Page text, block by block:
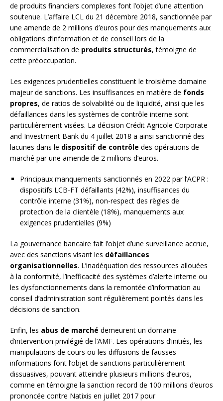
de produits financiers complexes font l’objet d’une attention
soutenue. L’affaire LCL du 21 décembre 2018, sanctionnée par
une amende de 2 millions d’euros pour des manquements aux
obligations d’information et de conseil lors de la
commercialisation de produits structurés, témoigne de
cette préoccupation.
Les exigences prudentielles constituent le troisième domaine
majeur de sanctions. Les insuffisances en matière de fonds
propres, de ratios de solvabilité ou de liquidité, ainsi que les
défaillances dans les systèmes de contrôle interne sont
particulièrement visées. La décision Crédit Agricole Corporate
and Investment Bank du 4 juillet 2018 a ainsi sanctionné des
lacunes dans le dispositif de contrôle des opérations de
marché par une amende de 2 millions d’euros.
Principaux manquements sanctionnés en 2022 par l’ACPR :
dispositifs LCB-FT défaillants (42%), insuffisances du
contrôle interne (31%), non-respect des règles de
protection de la clientèle (18%), manquements aux
exigences prudentielles (9%)
La gouvernance bancaire fait l’objet d’une surveillance accrue,
avec des sanctions visant les défaillances
organisationnelles. L’inadéquation des ressources allouées
à la conformité, l’inefficacité des systèmes d’alerte interne ou
les dysfonctionnements dans la remontée d’information au
conseil d’administration sont régulièrement pointés dans les
décisions de sanction.
Enfin, les abus de marché demeurent un domaine
d’intervention privilégié de l’AMF. Les opérations d’initiés, les
manipulations de cours ou les diffusions de fausses
informations font l’objet de sanctions particulièrement
dissuasives, pouvant atteindre plusieurs millions d’euros,
comme en témoigne la sanction record de 100 millions d’euros
prononcée contre Natixis en juillet 2017 pour